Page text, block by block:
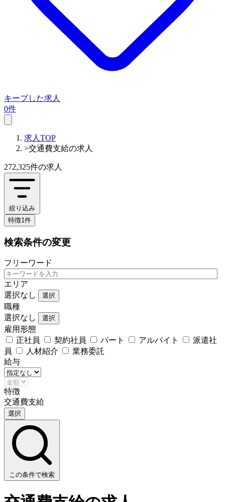
キープした求人
0件
求人TOP
>交通費支給の求人
272,325件の求人
絞り込み
特徴1件
検索条件の変更
フリーワード
エリア
選択なし
選択
職種
選択なし
選択
雇用形態
正社員
契約社員 パート アルバイト
派遣社
員
人材紹介
業務委託
給与
特徴
交通費支給
選択
この条件で検索